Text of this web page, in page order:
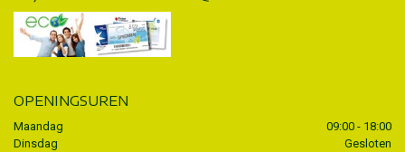
OPENINGSUREN
Maandag
09:00 - 18:00
Dinsdag
Gesloten